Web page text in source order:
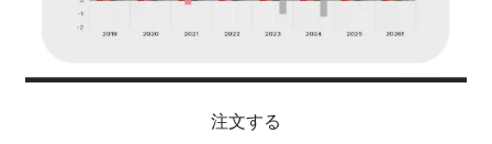
注文する